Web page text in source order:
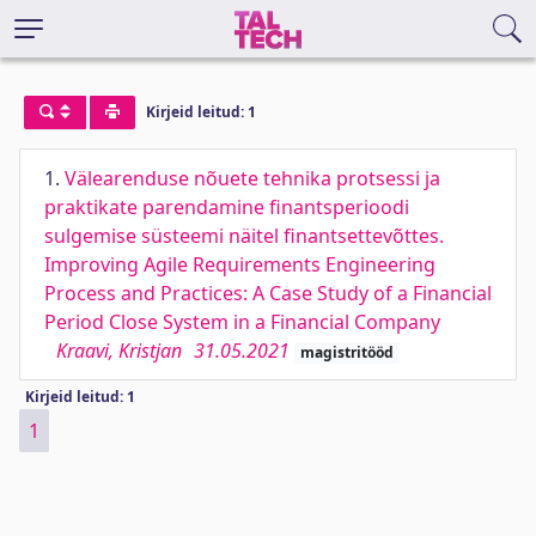
Kirjeid leitud: 1
1. Välearenduse nõuete tehnika protsessi ja
praktikate parendamine finantsperioodi
sulgemise süsteemi näitel finantsettevõttes.
Improving Agile Requirements Engineering
Process and Practices: A Case Study of a Financial
Period Close System in a Financial Company
Kraavi, Kristjan 31.05.2021 magistritööd
Kirjeid leitud: 1
1